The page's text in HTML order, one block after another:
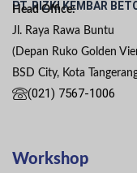
PT. RIZKI KEMBAR
Head Office:
Jl. Raya Rawa Buntu
(Depan Ruko Golden
BSD City, Kota
(021) 7567-1006
Workshop